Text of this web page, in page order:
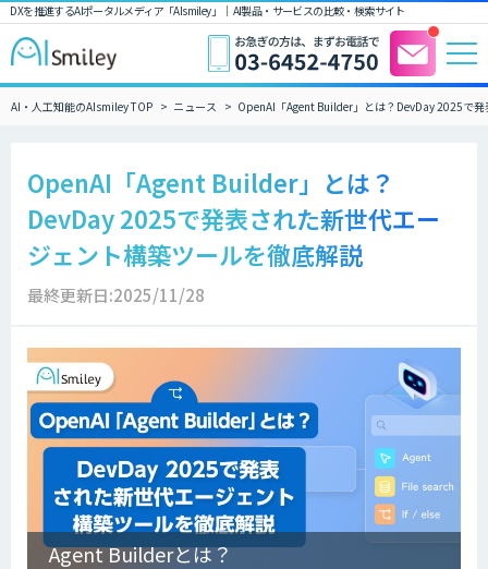
DXを推進するAIポータルメディア「AIsmiley」｜ AI製品・サービスの比較・検索サイト
AI・人工知能のAIsmiley TOP ニュース OpenAI「Agent Builder」とは？DevDay 2025で
OpenAI「Agent Builder」とは？
DevDay 2025で発表された新世代エー
ジェント構築ツールを徹底解説
最終更新日:2025/11/28
Agent Builderとは？